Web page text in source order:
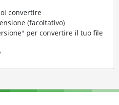
convertire
(facoltativo)
per convertire il tuo file